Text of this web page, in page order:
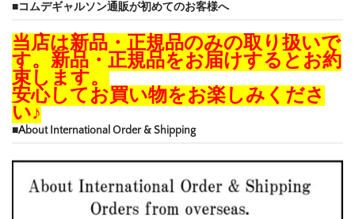
■コムデギャルソン通販が初めてのお客様へ
当店は新品・正規品のみの取り扱いで
す。新品・正規品をお届けするとお約
束します。
安心してお買い物をお楽しみくださ
い♪
■About International Order & Shipping